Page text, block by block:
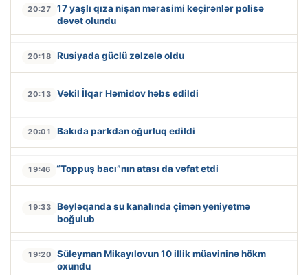
20:27
17 yaşlı qıza nişan mərasimi keçirənlər polisə
dəvət olundu
20:18 Rusiyada güclü zəlzələ oldu
20:13 Vəkil İlqar Həmidov həbs edildi
20:01 Bakıda parkdan oğurluq edildi
19:46 “Toppuş bacı”nın atası da vəfat etdi
19:33
Beyləqanda su kanalında çimən yeniyetmə
boğulub
19:20
Süleyman Mikayılovun 10 illik müavininə hökm
oxundu